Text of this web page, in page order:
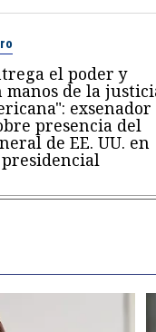
el poder y
manos de la
exsenador
presencia del
de EE. UU. en